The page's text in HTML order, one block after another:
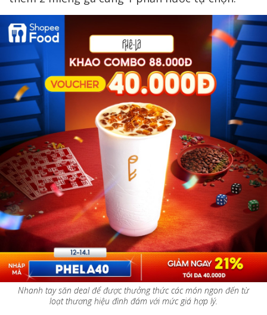
Nhanh tay săn deal để được thưởng thức các món ngon đến từ
loạt thương hiệu đình đám với mức giá hợp lý.